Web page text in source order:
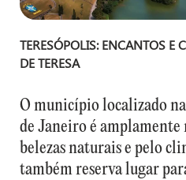
TERESÓPOLIS: ENCANTOS E
DE TERESA
O município localizado
de Janeiro é amplamente
belezas naturais e pelo
também reserva lugar